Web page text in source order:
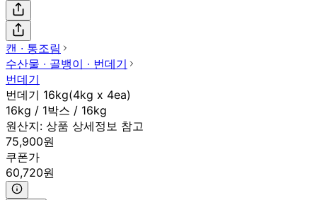
캔 ∙ 통조림
수산물 ∙ 골뱅이 ∙ 번데기
번데기
번데기 16kg(4kg x 4ea)
16kg / 1박스 / 16kg
원산지: 상품 상세정보 참고
75,900원
쿠폰가
60,720원